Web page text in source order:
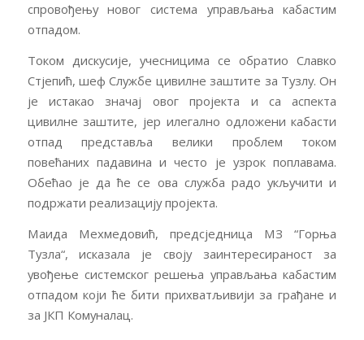
спровођењу новог система управљања кабастим
отпадом.
Током дискусије, учесницима се обратио Славко
Стјепић, шеф Службе цивилне заштите за Тузлу. Он
је истакао значај овог пројекта и са аспекта
цивилне заштите, јер илегално одложени кабасти
отпад представља велики проблем током
повећаних падавина и често је узрок поплавама.
Обећао је да ће се ова служба радо укључити и
подржати реализацију пројекта.
Маида Мехмедовић, предсједница МЗ “Горња
Тузла“, исказала је своју заинтересираност за
увођење системског решења управљања кабастим
отпадом који ће бити прихватљивији за грађане и
за ЈКП Комуналац.